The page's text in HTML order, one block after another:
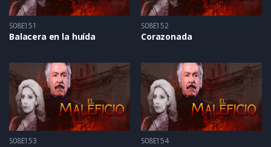
S08E151
Balacera en la huída
S08E152
Corazonada
S08E153 S08E154